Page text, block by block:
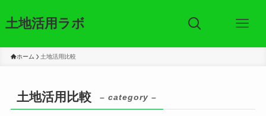
土地活用ラボ
ホーム 土地活用比較
土地活用比較 – category –